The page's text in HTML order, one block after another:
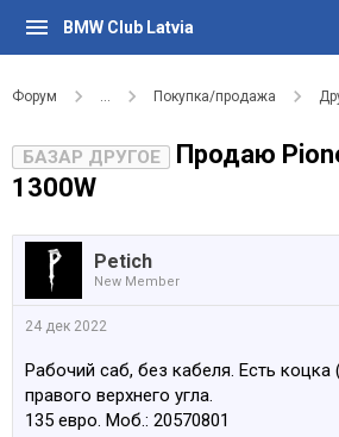
BMW Club Latvia
Форум ... Покупка/продажа
БАЗАР ДРУГОЕ
Продаю
1300W
Petich
New Member
24 дек 2022
Рабочий саб, без кабеля. Есть коцка
правого верхнего угла.
135 евро. Моб.: 20570801